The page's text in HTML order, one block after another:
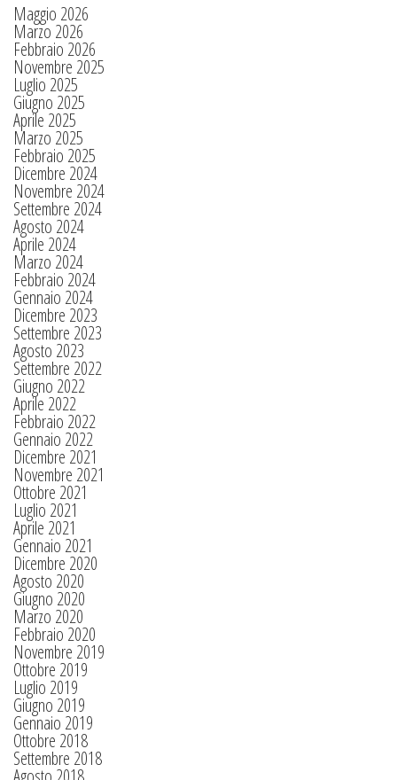
Maggio 2026
Marzo 2026
Febbraio 2026
Novembre 2025
Luglio 2025
Giugno 2025
Aprile 2025
Marzo 2025
Febbraio 2025
Dicembre 2024
Novembre 2024
Settembre 2024
Agosto 2024
Aprile 2024
Marzo 2024
Febbraio 2024
Gennaio 2024
Dicembre 2023
Settembre 2023
Agosto 2023
Settembre 2022
Giugno 2022
Aprile 2022
Febbraio 2022
Gennaio 2022
Dicembre 2021
Novembre 2021
Ottobre 2021
Luglio 2021
Aprile 2021
Gennaio 2021
Dicembre 2020
Agosto 2020
Giugno 2020
Marzo 2020
Febbraio 2020
Novembre 2019
Ottobre 2019
Luglio 2019
Giugno 2019
Gennaio 2019
Ottobre 2018
Settembre 2018